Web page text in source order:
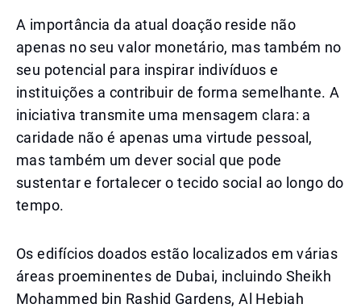
A importância da atual doação reside não
apenas no seu valor monetário, mas também no
seu potencial para inspirar indivíduos e
instituições a contribuir de forma semelhante. A
iniciativa transmite uma mensagem clara: a
caridade não é apenas uma virtude pessoal,
mas também um dever social que pode
sustentar e fortalecer o tecido social ao longo do
tempo.
Os edifícios doados estão localizados em várias
áreas proeminentes de Dubai, incluindo Sheikh
Mohammed bin Rashid Gardens, Al Hebiah